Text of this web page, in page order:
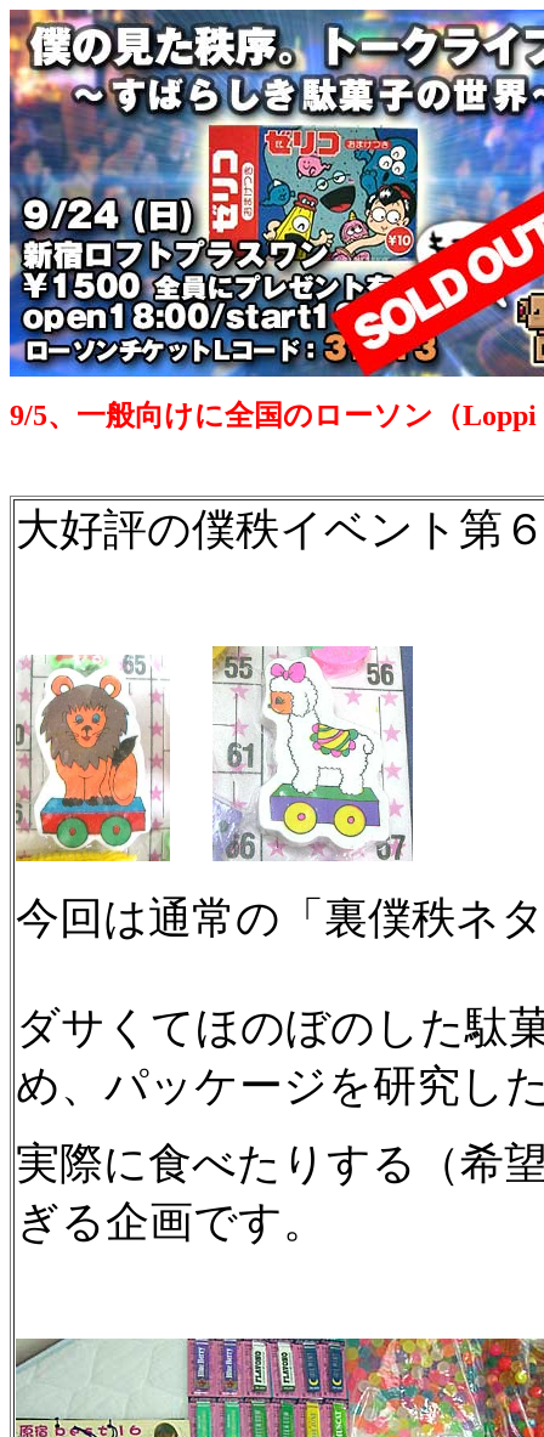
9/5、一般向けに全国のローソン（
大好評の僕秩イベント第
今回は通常の「裏僕秩ネ
ダサくてほのぼのした駄
め、パッケージを研究し
実際に食べたりする（希
ぎる企画です。